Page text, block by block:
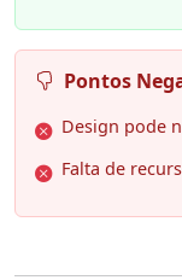
Pontos
Design pode
Falta de